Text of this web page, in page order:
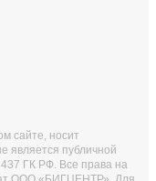
сайте, носит
является публичной
ГК РФ. Все права на